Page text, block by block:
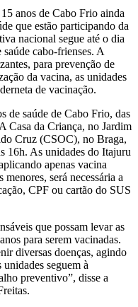
anos de Cabo Frio ainda
que estão participando da
nacional segue até o dia
saúde cabo-frienses. A
para prevenção de
da vacina, as unidades
de vacinação.
de saúde de Cabo Frio, das
Casa da Criança, no Jardim
Cruz (CSOC), no Braga,
16h. As unidades do Itajuru
apenas vacina
será necessária a
CPF ou cartão do SUS
que possam levar as
para serem vacinadas.
diversas doenças, agindo
seguem à
preventivo”, disse a